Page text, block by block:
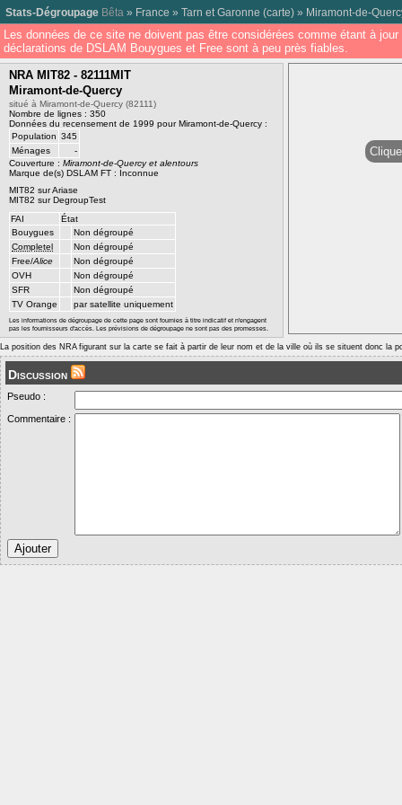
Stats-Dégroupage Bêta » France » Tarn et Garonne (carte) » Miramont-de-
Les données de ce site ne doivent pas être considérées comme étant à
déclarations de DSLAM Bouygues et Free sont à peu près fiables.
NRA MIT82 - 82111MIT
Miramont-de-Quercy
situé à Miramont-de-Quercy (82111)
Nombre de lignes : 350
Données du recensement de 1999 pour Miramont-de-Quercy :
Population 345
Ménages
-
Couverture : Miramont-de-Quercy et alentours
Marque de(s) DSLAM FT : Inconnue
MIT82 sur Ariase
MIT82 sur DegroupTest
FAI
État
Bouygues
Non dégroupé
Completel
Non dégroupé
Free/Alice
Non dégroupé
OVH
Non dégroupé
SFR
Non dégroupé
TV Orange
par satellite uniquement
Les informations de dégroupage de cette page sont fournies à titre indicatif et n'engagent
pas les fournisseurs d'accès. Les prévisions de dégroupage ne sont pas des promesses.
La position des NRA figurant sur la carte se fait à partir de leur nom et de la ville où ils se situent donc la
Discussion
Pseudo :
Commentaire :